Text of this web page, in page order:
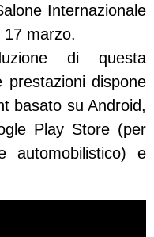
Internazionale
marzo.
di questa
prestazioni dispone
basato su Android,
Play Store (per
automobilistico) e